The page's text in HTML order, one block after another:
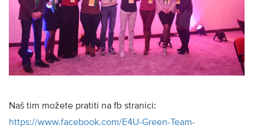
Naš tim možete pratiti na fb stranici:
https://www.facebook.com/E4U-Green-Team-